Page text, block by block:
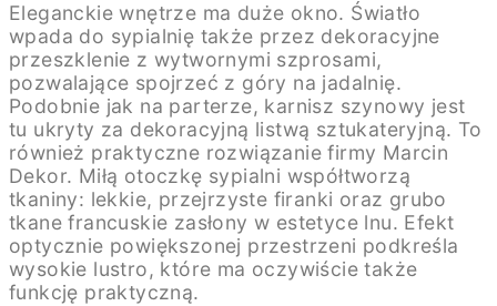
Eleganckie wnętrze ma duże okno. Światło
wpada do sypialnię także przez dekoracyjne
przeszklenie z wytwornymi szprosami,
pozwalające spojrzeć z góry na jadalnię.
Podobnie jak na parterze, karnisz szynowy jest
tu ukryty za dekoracyjną listwą sztukateryjną. To
również praktyczne rozwiązanie firmy Marcin
Dekor. Miłą otoczkę sypialni współtworzą
tkaniny: lekkie, przejrzyste firanki oraz grubo
tkane francuskie zasłony w estetyce lnu. Efekt
optycznie powiększonej przestrzeni podkreśla
wysokie lustro, które ma oczywiście także
funkcję praktyczną.